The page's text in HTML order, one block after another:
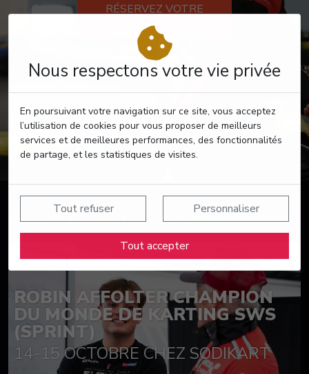
Nous respectons votre vie privée
En poursuivant votre navigation sur ce site, vous acceptez
l’utilisation de cookies pour vous proposer de meilleurs
services et de meilleures performances, des fonctionnalités
de partage, et les statistiques de visites.
Tout refuser Personnaliser
Tout accepter
RÉSERVEZ VOTRE
PASSAGE
Suivez nos actualités
ROBIN AFFOLTER CHAMPION
DU MONDE DE KARTING SWS
(SPRINT)
14-15 OCTOBRE CHEZ SODIKART